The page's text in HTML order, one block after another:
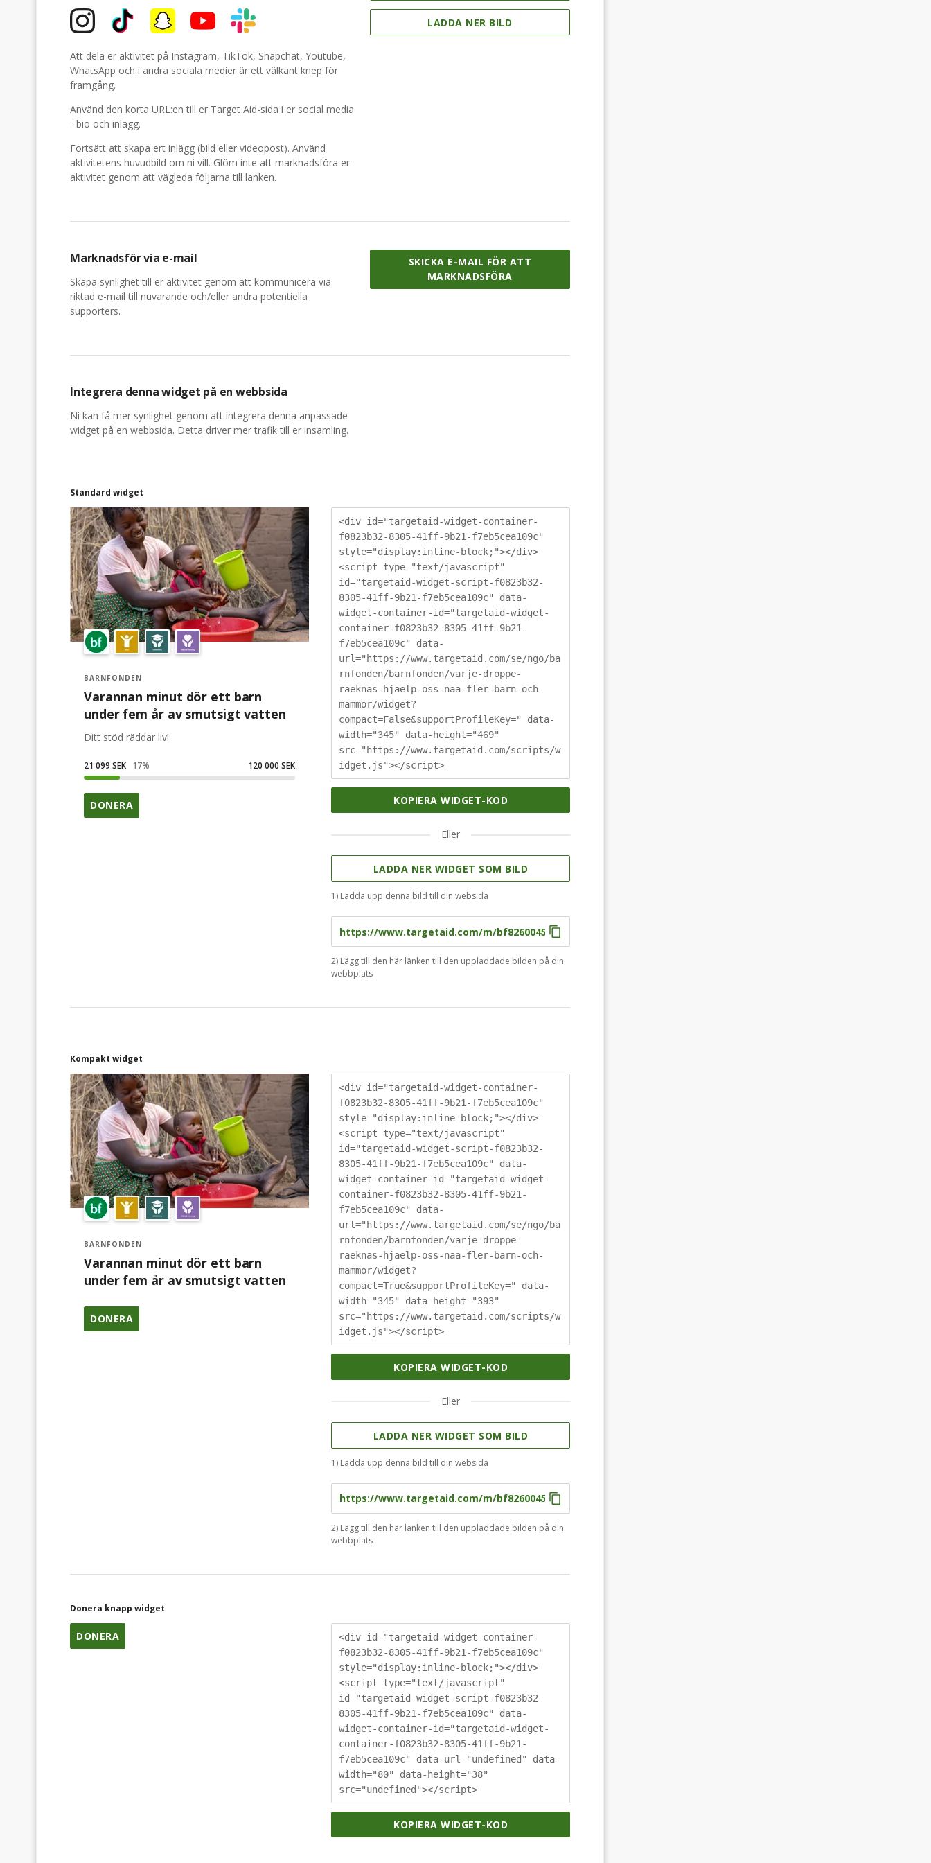
Att dela er aktivitet på Instagram, TikTok, Snapchat, Youtube,
WhatsApp och i andra sociala medier är ett välkänt knep för
framgång.
Använd den korta URL:en till er Target Aid-sida i er social media
- bio och inlägg.
Fortsätt att skapa ert inlägg (bild eller videopost). Använd
aktivitetens huvudbild om ni vill. Glöm inte att marknadsföra er
aktivitet genom att vägleda följarna till länken.
LADDA NER BILD
Marknadsför via e-mail
Skapa synlighet till er aktivitet genom att kommunicera via
riktad e-mail till nuvarande och/eller andra potentiella
supporters.
SKICKA E-MAIL FÖR ATT
MARKNADSFÖRA
Integrera denna widget på en webbsida
Ni kan få mer synlighet genom att integrera denna anpassade
widget på en webbsida. Detta driver mer trafik till er insamling.
Standard widget
BARNFONDEN
Varannan minut dör ett barn
under fem år av smutsigt vatten
Ditt stöd räddar liv!
21 099 SEK 17% 120 000 SEK
DONERA
<div id="targetaid-widget-container-
f0823b32-8305-41ff-9b21-f7eb5cea109c"
style="display:inline-block;"></div>
<script type="text/javascript"
id="targetaid-widget-script-f0823b32-
8305-41ff-9b21-f7eb5cea109c" data-
widget-container-id="targetaid-widget-
container-f0823b32-8305-41ff-9b21-
f7eb5cea109c" data-
url="https://www.targetaid.com/se/ngo/ba
rnfonden/barnfonden/varje-droppe-
raeknas-hjaelp-oss-naa-fler-barn-och-
mammor/widget?
compact=False&supportProfileKey=" data-
width="345" data-height="469"
src="https://www.targetaid.com/scripts/w
idget.js"></script>
KOPIERA WIDGET-KOD
Eller
LADDA NER WIDGET SOM BILD
1) Ladda upp denna bild till din websida
2) Lägg till den här länken till den uppladdade bilden på din
webbplats
Kompakt widget
BARNFONDEN
Varannan minut dör ett barn
under fem år av smutsigt vatten
DONERA
<div id="targetaid-widget-container-
f0823b32-8305-41ff-9b21-f7eb5cea109c"
style="display:inline-block;"></div>
<script type="text/javascript"
id="targetaid-widget-script-f0823b32-
8305-41ff-9b21-f7eb5cea109c" data-
widget-container-id="targetaid-widget-
container-f0823b32-8305-41ff-9b21-
f7eb5cea109c" data-
url="https://www.targetaid.com/se/ngo/ba
rnfonden/barnfonden/varje-droppe-
raeknas-hjaelp-oss-naa-fler-barn-och-
mammor/widget?
compact=True&supportProfileKey=" data-
width="345" data-height="393"
src="https://www.targetaid.com/scripts/w
idget.js"></script>
KOPIERA WIDGET-KOD
Eller
LADDA NER WIDGET SOM BILD
1) Ladda upp denna bild till din websida
2) Lägg till den här länken till den uppladdade bilden på din
webbplats
Donera knapp widget
DONERA
<div id="targetaid-widget-container-
f0823b32-8305-41ff-9b21-f7eb5cea109c"
style="display:inline-block;"></div>
<script type="text/javascript"
id="targetaid-widget-script-f0823b32-
8305-41ff-9b21-f7eb5cea109c" data-
widget-container-id="targetaid-widget-
container-f0823b32-8305-41ff-9b21-
f7eb5cea109c" data-url="undefined" data-
width="80" data-height="38"
src="undefined"></script>
KOPIERA WIDGET-KOD